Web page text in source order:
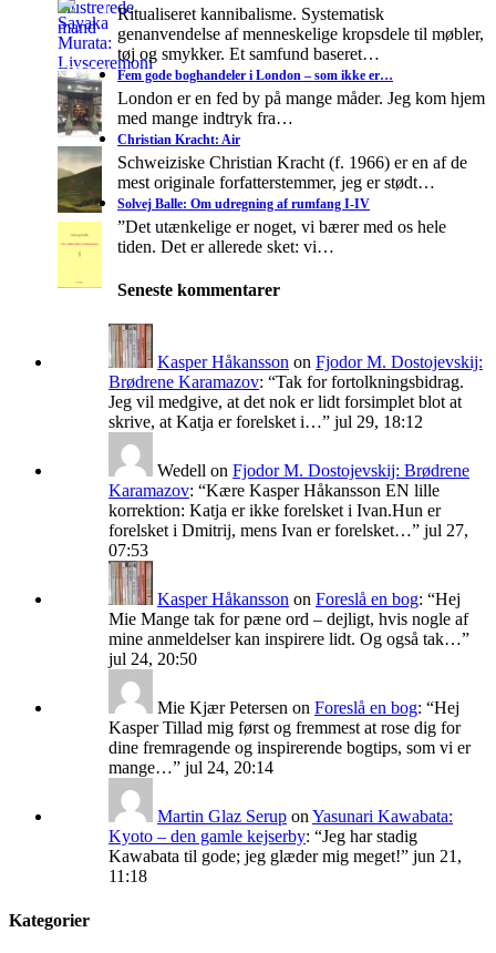
Ritualiseret kannibalisme. Systematisk
genanvendelse af menneskelige kropsdele til møbler,
tøj og smykker. Et samfund baseret…
Fem gode boghandeler i London – som ikke er…
London er en fed by på mange måder. Jeg kom hjem
med mange indtryk fra…
Christian Kracht: Air
Schweiziske Christian Kracht (f. 1966) er en af de
mest originale forfatterstemmer, jeg er stødt…
Solvej Balle: Om udregning af rumfang I-IV
”Det utænkelige er noget, vi bærer med os hele
tiden. Det er allerede sket: vi…
Seneste kommentarer
Kasper Håkansson on Fjodor M. Dostojevskij:
Brødrene Karamazov: “Tak for fortolkningsbidrag.
Jeg vil medgive, at det nok er lidt forsimplet blot at
skrive, at Katja er forelsket i…” jul 29, 18:12
Wedell on Fjodor M. Dostojevskij: Brødrene
Karamazov: “Kære Kasper Håkansson EN lille
korrektion: Katja er ikke forelsket i Ivan.Hun er
forelsket i Dmitrij, mens Ivan er forelsket…” jul 27,
07:53
Kasper Håkansson on Foreslå en bog: “Hej
Mie Mange tak for pæne ord – dejligt, hvis nogle af
mine anmeldelser kan inspirere lidt. Og også tak…”
jul 24, 20:50
Mie Kjær Petersen on Foreslå en bog: “Hej
Kasper Tillad mig først og fremmest at rose dig for
dine fremragende og inspirerende bogtips, som vi er
mange…” jul 24, 20:14
Martin Glaz Serup onYasunari Kawabata:
Kyoto – den gamle kejserby: “Jeg har stadig
Kawabata til gode; jeg glæder mig meget!” jun 21,
11:18
Kategorier